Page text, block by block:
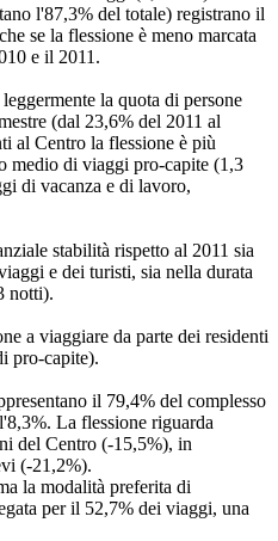
l'87,3% del totale) registrano il
se la flessione è meno marcata
e il 2011.
la quota di persone
(dal 23,6% del 2011 al
al Centro la flessione è più
medio di viaggi pro-capite (1,3
di vacanza e di lavoro,
stabilità rispetto al 2011 sia
e dei turisti, sia nella durata
notti).
a viaggiare da parte dei residenti
pro-capite).
il 79,4% del complesso
La flessione riguarda
del Centro (-15,5%), in
(-21,2%).
la modalità preferita di
per il 52,7% dei viaggi, una